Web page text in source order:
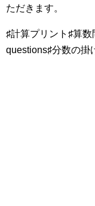
ただきます。
♯計算プリント♯算
questions♯分数の掛